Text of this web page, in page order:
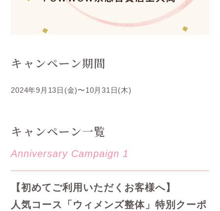
キャンペーン期間
2024年9月13日(金)〜10月31日(木)
キャンペーン一覧
Anniversary Campaign 1
【初めてご利用いただくお客様へ】
人気コース「ウィメンズ整体」特別クーポ